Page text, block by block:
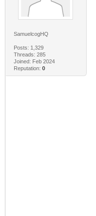
SamuelcogHQ
Posts: 1,329
Threads: 285
Joined: Feb 2024
Reputation: 0